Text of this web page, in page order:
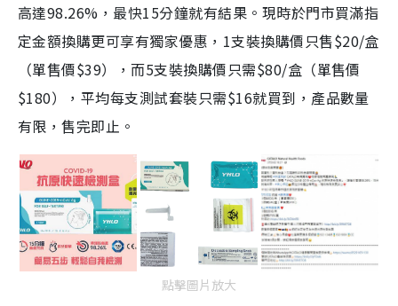
高達98.26%，最快15分鐘就有結果。現時於門市買滿指
定金額換購更可享有獨家優惠，1支裝換購價只售$20/盒
（單售價$39），而5支裝換購價只需$80/盒（單售價
$180），平均每支測試套裝只需$16就買到，產品數量
有限，售完即止。
點擊圖片放大